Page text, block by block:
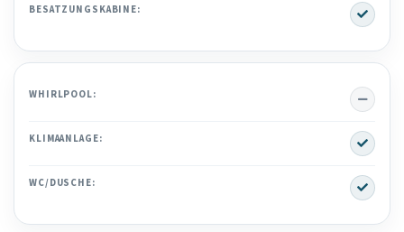
BESATZUNGSKABINE: Yes
WHIRLPOOL: No
KLIMAANLAGE: Yes
WC/DUSCHE: Yes